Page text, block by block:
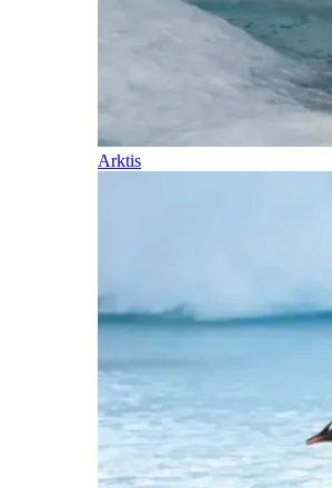
Arktis